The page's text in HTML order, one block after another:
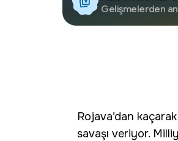
Gelişmelerden
Rojava’dan
savaşı veriyor.